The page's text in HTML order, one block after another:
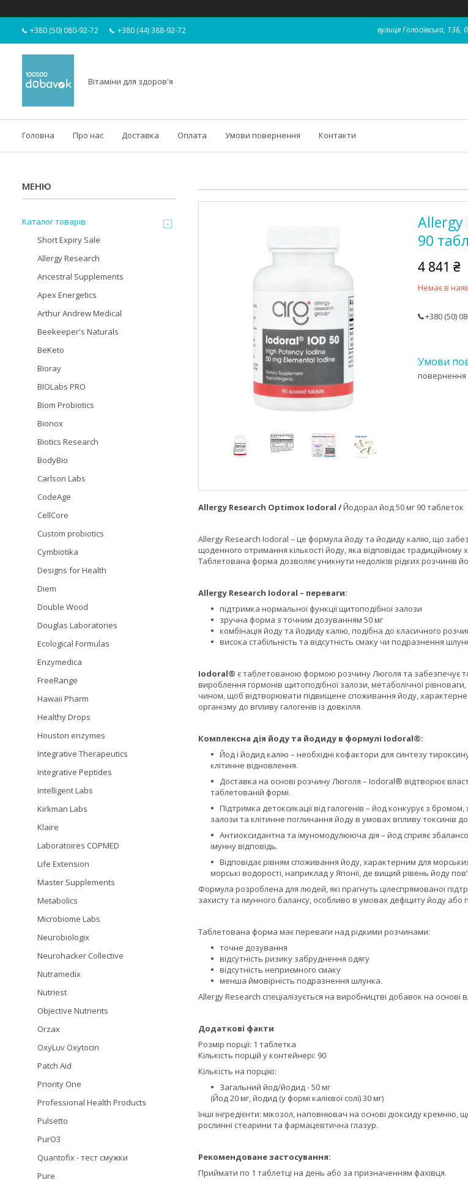
+380 (50) 080-92-72 +380 (44) 388-92-72 вулиця Голосіївська, 13Б,
Вітаміни для здоров'я
Головна Про нас Доставка Оплата Умови повернення Контакти
Allergy
90
4 841 ₴
Немає в
+380 (50)
повернення
Allergy Research Optimox Iodoral /Йодорал йод 50 мг 90 таблеток
Allergy Research Iodoral – це формула йоду та йодиду калію, що
щоденного отримання кількості йоду, яка відповідає
Таблетована форма дозволяє уникнути недоліків рідких розчинів
Allergy Research Iodoral – переваги:
підтримка нормальної функції щитоподібної залози
зручна форма з точним дозуванням 50 мг
комбінація йоду та йодиду калію, подібна до класичного
висока стабільність та відсутність смаку чи подразнення
Iodoral® є таблетованою формою розчину Люголя та забезпечує
вироблення гормонів щитоподібної залози, метаболічної
чином, щоб відтворювати підвищене споживання йоду, характерне
організму до впливу галогенів із довкілля.
Комплексна дія йоду та йодиду в формулі Iodoral®:
Йод і йодид калію – необхідні кофактори для синтезу
клітинне відновлення.
Доставка на основі розчину Люголя – Iodoral® відтворює
таблетованій формі.
Підтримка детоксикації від галогенів – йод конкурує з
залози та клітинне поглинання йоду в умовах впливу токсинів
Антиоксидантна та імуномодулююча дія – йод сприяє
імунну відповідь.
Відповідає рівням споживання йоду, характерним для
морські водорості, наприклад у Японії, де вищий рівень йоду
Формула розроблена для людей, які прагнуть цілеспрямованої
захисту та імунного балансу, особливо в умовах дефіциту йоду або
Таблетована форма має переваги над рідкими розчинами:
точне дозування
відсутність ризику забруднення одягу
відсутність неприємного смаку
менша ймовірність подразнення шлунка.
Allergy Research спеціалізується на виробництві добавок на
Додаткові факти
Розмір порції: 1 таблетка
Кількість порцій у контейнері: 90
Кількість на порцію:
Загальний йод/йодид - 50 мг
(Йод 20 мг, йодид (у формі калієвої солі) 30 мг)
Інші інгредієнти: мікозол, наповнювач на основі діоксиду
рослинні стеарини та фармацевтична глазур.
Рекомендоване застосування:
Приймати по 1 таблетці на день або за призначенням фахівця.
Каталог товарів
Short Expiry Sale
Allergy Research
Ancestral Supplements
Apex Energetics
Arthur Andrew Medical
Beekeeper's Naturals
BeKeto
Bioray
BIOLabs PRO
Biom Probiotics
Bionox
Biotics Research
BodyBio
Carlson Labs
CodeAge
CellCore
Custom probiotics
Cymbiotika
Designs for Health
Diem
Double Wood
Douglas Laboratories
Ecological Formulas
Enzymedica
FreeRange
Hawaii Pharm
Healthy Drops
Houston enzymes
Integrative Therapeutics
Integrative Peptides
Intelligent Labs
Kirkman Labs
Klaire
Laboratoires COPMED
Life Extension
Master Supplements
Metabolics
Microbiome Labs
Neurobiologix
Neurohacker Collective
Nutramedix
Nutriest
Objective Nutrients
Orzax
OxyLuv Oxytocin
Patch Aid
Priority One
Professional Health Products
Pulsetto
PurO3
Quantofix - тест смужки
Pure